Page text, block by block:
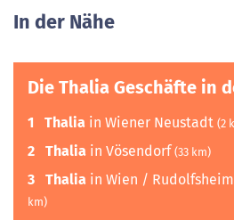
In der Nähe
Die Thalia Geschäfte in
1 Thalia in Wiener Neustadt (2
2 Thalia in Vösendorf (33 km)
3 Thalia in Wien /
km)